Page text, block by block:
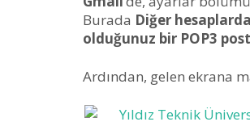
Burada Diğer
olduğunuz bir POP3
Ardından, gelen ekrana